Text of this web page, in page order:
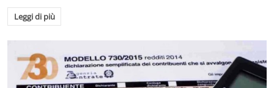
Leggi di più